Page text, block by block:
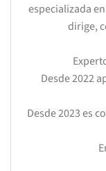
especializada
dirige,
Desde 2022
Desde 2023 es